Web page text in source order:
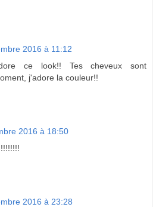
2016 à 11:12
ce look!! Tes cheveux sont
j'adore la couleur!!
2016 à 18:50
2016 à 23:28